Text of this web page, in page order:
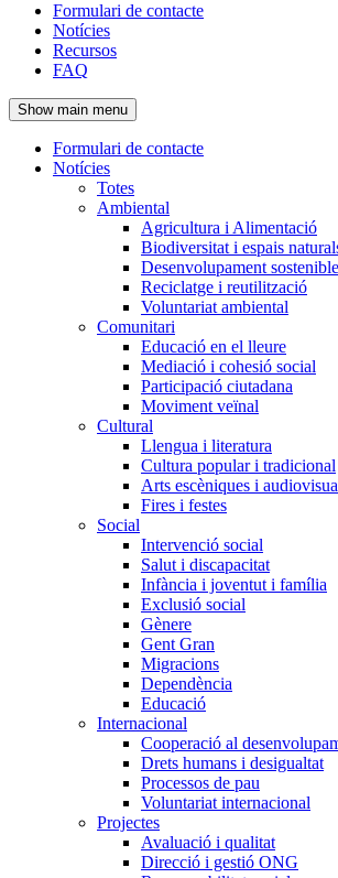
Navegació
principal
de
l'encapçalament
Formulari de contacte
Notícies
Recursos
FAQ
Show main menu
Navegació
principal
Formulari de contacte
Notícies
Totes
Ambiental
Agricultura i Alimentació
Biodiversitat i espais
Desenvolupament sostenible
Reciclatge i reutilització
Voluntariat ambiental
Comunitari
Educació en el lleure
Mediació i cohesió social
Participació ciutadana
Moviment veïnal
Cultural
Llengua i literatura
Cultura popular i tradicional
Arts escèniques i
Fires i festes
Social
Intervenció social
Salut i discapacitat
Infància i joventut i família
Exclusió social
Gènere
Gent Gran
Migracions
Dependència
Educació
Internacional
Cooperació al
Drets humans i desigualtat
Processos de pau
Voluntariat internacional
Projectes
Avaluació i qualitat
Direcció i gestió ONG